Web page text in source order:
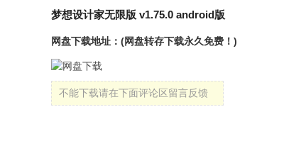
梦想设计家无限版 v1.75.0 android版
网盘下载地址：(网盘转存下载永久免费！)
不能下载请在下面评论区留言反馈